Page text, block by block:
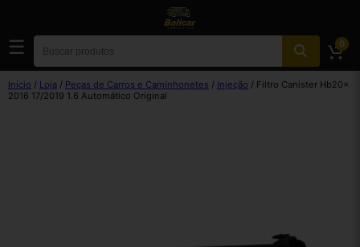
☰ 0
Início / Loja / Peças de Carros e Caminhonetes / Injeção / Filtro Canister Hb20x
2016 17/2019 1.6 Automático Original